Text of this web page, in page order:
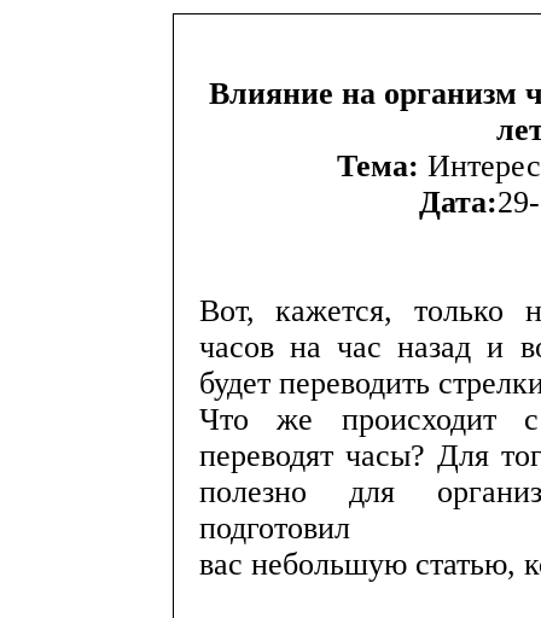
Влияние на организм
Тема:
Дата:
Вот, кажется, только
часов на час назад и
будет переводить
Что же происходит с
переводят часы? Для
полезно для
вас небольшую статью,